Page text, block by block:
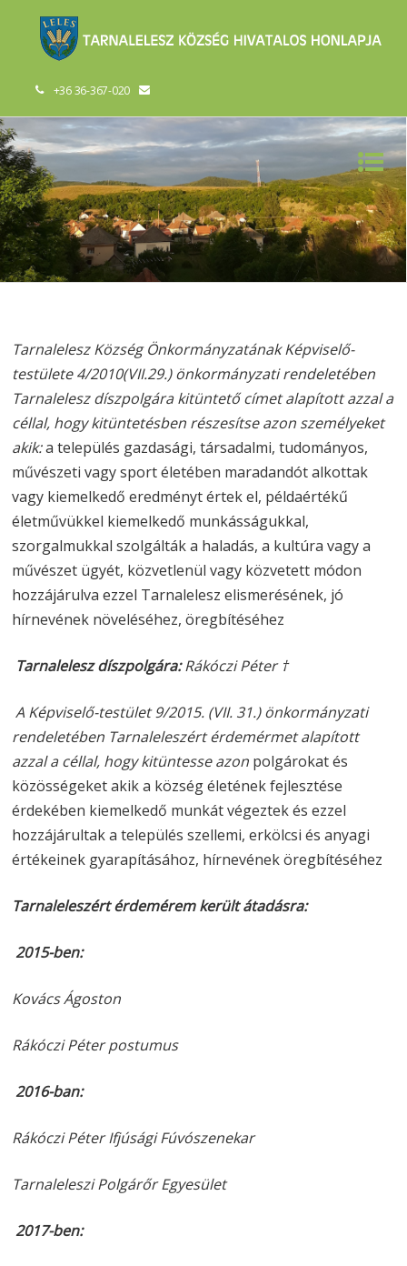
+36 36-367-020
Tarnalelesz Község Önkormányzatának Képviselő-
testülete 4/2010(VII.29.) önkormányzati rendeletében
Tarnalelesz díszpolgára kitüntető címet alapított azzal a
céllal, hogy kitüntetésben részesítse azon személyeket
akik:a település gazdasági, társadalmi, tudományos,
művészeti vagy sport életében maradandót alkottak
vagy kiemelkedő eredményt értek el, példaértékű
életművükkel kiemelkedő munkásságukkal,
szorgalmukkal szolgálták a haladás, a kultúra vagy a
művészet ügyét, közvetlenül vagy közvetett módon
hozzájárulva ezzel Tarnalelesz elismerésének, jó
hírnevének növeléséhez, öregbítéséhez
Tarnalelesz díszpolgára:Rákóczi Péter †
A Képviselő-testület 9/2015. (VII. 31.) önkormányzati
rendeletében Tarnaleleszért érdemérmet alapított
azzal a céllal, hogy kitüntesse azon polgárokat és
közösségeket akik a község életének fejlesztése
érdekében kiemelkedő munkát végeztek és ezzel
hozzájárultak a település szellemi, erkölcsi és anyagi
értékeinek gyarapításához, hírnevének öregbítéséhez
Tarnaleleszért érdemérem került átadásra:
2015-ben:
Kovács Ágoston
Rákóczi Péter postumus
2016-ban:
Rákóczi Péter Ifjúsági Fúvószenekar
Tarnaleleszi Polgárőr Egyesület
2017-ben: